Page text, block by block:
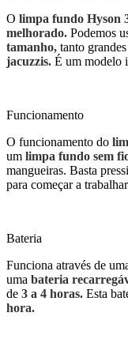
O limpa fundo Hyson
melhorado. Podemos
tamanho, tanto
jacuzzis. É um modelo
Funcionamento
O funcionamento do
um limpa fundo sem
mangueiras. Basta
para começar a
Bateria
Funciona através de
uma bateria
de 3 a 4 horas. Esta
hora.